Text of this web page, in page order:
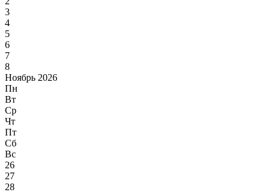
3
4
5
6
7
8
Ноябрь 2026
Пн
Вт
Ср
Чт
Пт
Сб
Вс
26
27
28